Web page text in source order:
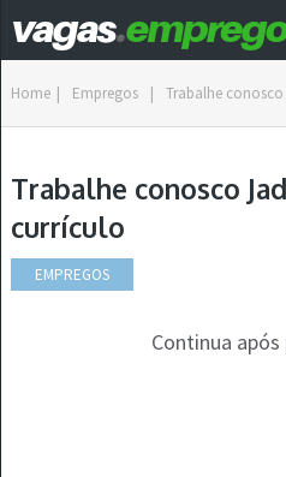
Home | Empregos | Trabalhe
Trabalhe conosco
currículo
EMPREGOS
Continua